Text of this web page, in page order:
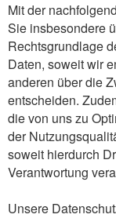
Mit der
Sie insbesondere
Rechtsgrundlage
Daten, soweit wir
anderen über die
entscheiden.
die von uns zu
der
soweit hierdurch
Verantwortung
Unsere